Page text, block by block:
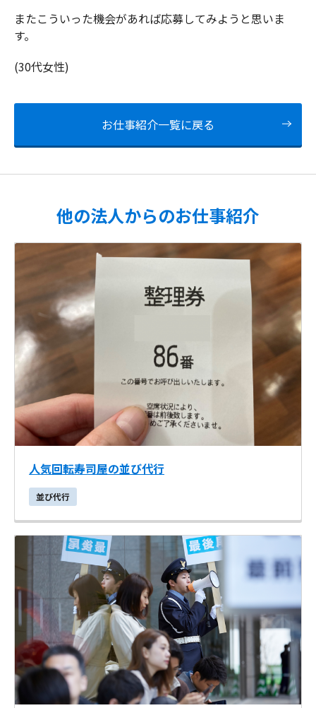
またこういった機会があれば応募してみようと思いま
す。
(30代女性)
お仕事紹介一覧に戻る
他の法人からのお仕事紹介
人気回転寿司屋の並び代行
並び代行